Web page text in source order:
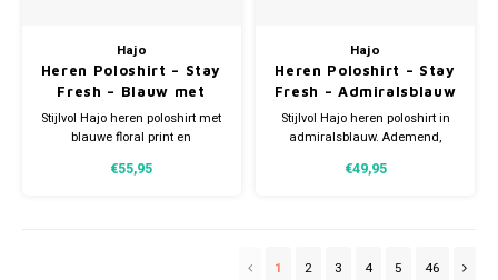
Hajo
Heren Poloshirt – Stay
Fresh – Blauw met
Floral Print &
Ritssluiting
Stijlvol Hajo heren poloshirt met
blauwe floral print en
en comfortabel. Perfect voor een
€55,95
Hajo
Heren Poloshirt – Stay
Fresh – Admiralsblauw
Stijlvol Hajo heren poloshirt in
admiralsblauw. Ademend,
Stay Fresh kwaliteit. Perfect voor
€49,95
1 2 3 4 5 46